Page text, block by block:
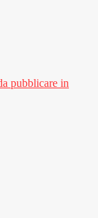
pubblicare in